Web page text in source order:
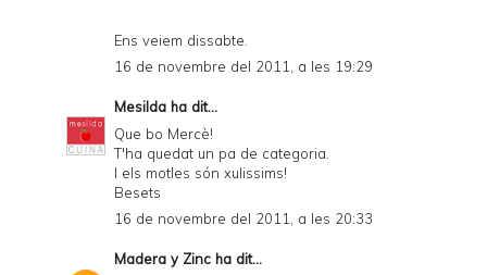
Ens veiem dissabte.
16 de novembre del 2011, a les 19:29
Mesilda ha dit...
Que bo Mercè!
T'ha quedat un pa de categoria.
I els motles són xulissims!
Besets
16 de novembre del 2011, a les 20:33
Madera y Zinc ha dit...